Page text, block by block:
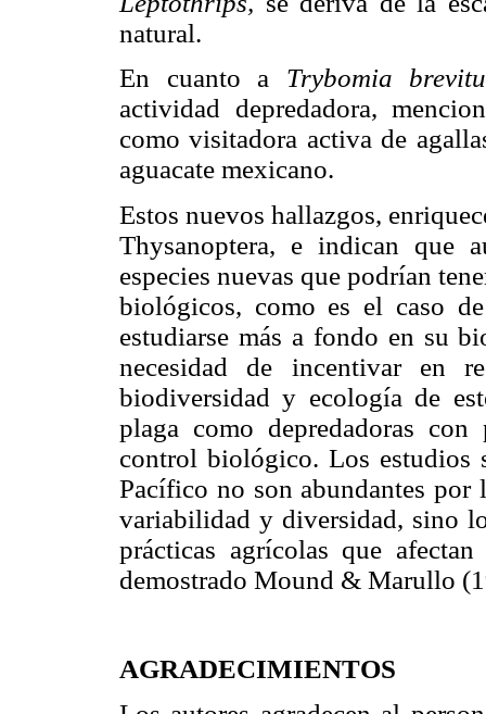
natural.
En cuanto a Trybomia
actividad depredadora,
como visitadora activa de
aguacate mexicano.
Estos nuevos hallazgos,
Thysanoptera, e indican que
especies nuevas que podrían
biológicos, como es el caso
estudiarse más a fondo en su
necesidad de incentivar en
biodiversidad y ecología de
plaga como depredadoras
control biológico. Los estudios
Pacífico no son abundantes por
variabilidad y diversidad, sino
prácticas agrícolas que
demostrado Mound & Marullo
AGRADECIMIENTOS